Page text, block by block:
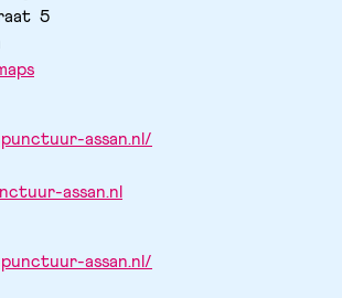
5
assan.nl/
assan.nl
assan.nl/